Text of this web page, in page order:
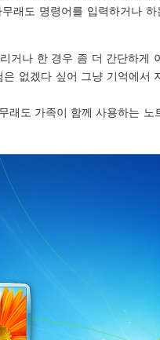
래도 명령어를 입력하거나
거나 한 경우 좀 더 간단하게
없겠다 싶어 그냥 기억에서
래도 가족이 함께 사용하는 노